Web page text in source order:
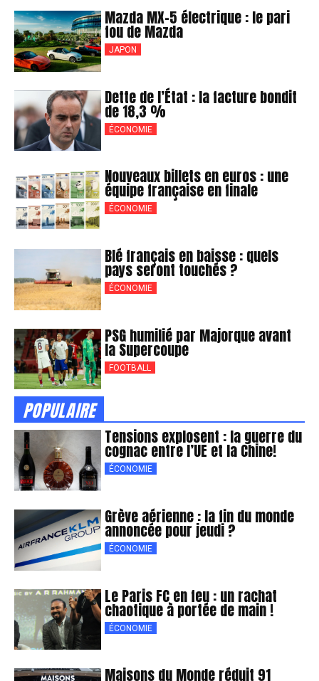
Mazda MX-5 électrique : le pari
fou de Mazda
JAPON
Dette de l’État : la facture bondit
de 18,3 %
ÉCONOMIE
Nouveaux billets en euros : une
équipe française en finale
ÉCONOMIE
Blé français en baisse : quels
pays seront touchés ?
ÉCONOMIE
PSG humilié par Majorque avant
la Supercoupe
FOOTBALL
POPULAIRE
Tensions explosent : la guerre du
cognac entre l’UE et la Chine!
ÉCONOMIE
Grève aérienne : la fin du monde
annoncée pour jeudi ?
ÉCONOMIE
Le Paris FC en feu : un rachat
chaotique à portée de main !
ÉCONOMIE
Maisons du Monde réduit 91